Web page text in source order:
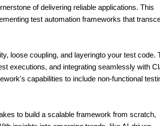
of delivering reliable applications. This
test automation frameworks that
loose coupling, and layeringto your test code.
executions, and integrating seamlessly with
capabilities to include non-functional
to build a scalable framework from scratch,